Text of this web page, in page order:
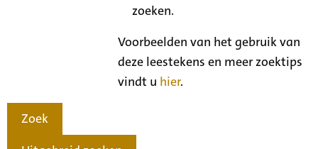
zoeken.
Voorbeelden van het gebruik van
deze leestekens en meer zoektips
vindt u hier.
Zoek